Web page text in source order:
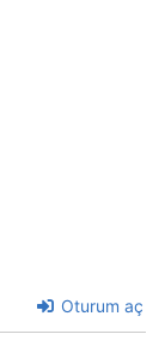
Oturum aç